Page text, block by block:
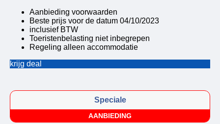
Aanbieding voorwaarden
Beste prijs voor de datum 04/10/2023
inclusief BTW
Toeristenbelasting niet inbegrepen
Regeling alleen accommodatie
krijg deal
Speciale
AANBIEDING